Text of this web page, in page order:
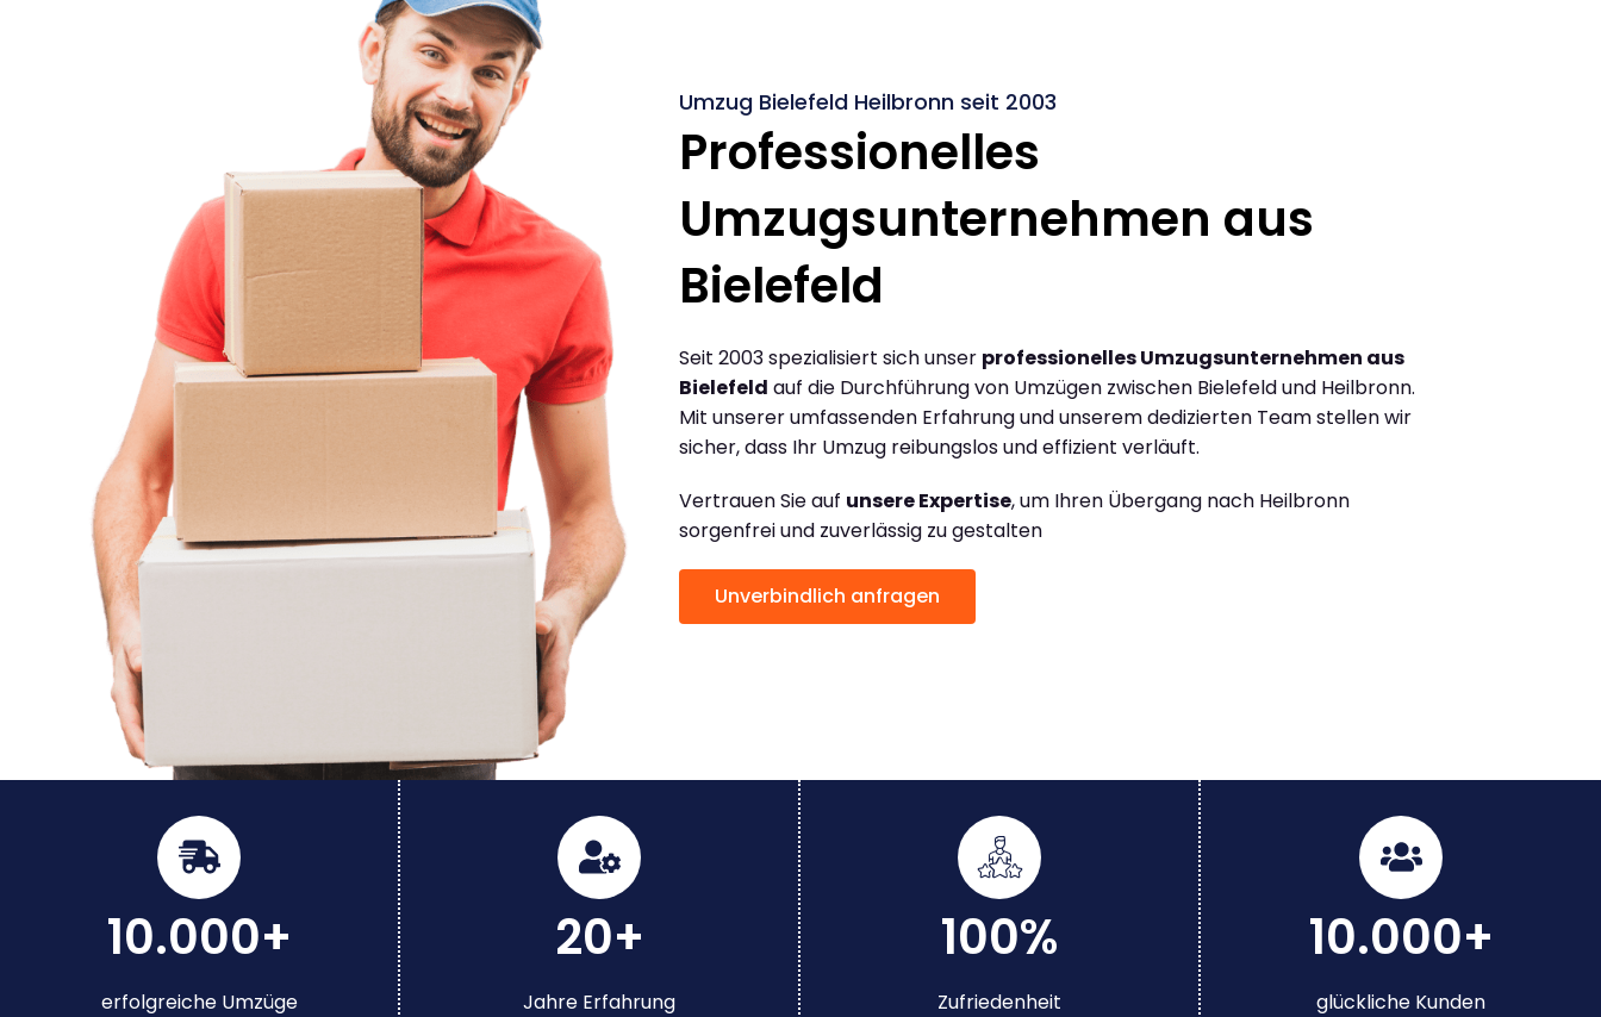
Umzug Bielefeld Heilbronn seit 2003
Professionelles
Umzugsunternehmen aus
Bielefeld
Seit 2003 spezialisiert sich unser professionelles Umzugsunternehmen aus
Bielefeld auf die Durchführung von Umzügen zwischen Bielefeld und Heilbronn.
Mit unserer umfassenden Erfahrung und unserem dedizierten Team stellen wir
sicher, dass Ihr Umzug reibungslos und effizient verläuft.
Vertrauen Sie auf unsere Expertise, um Ihren Übergang nach Heilbronn
sorgenfrei und zuverlässig zu gestalten
Unverbindlich anfragen
10.000+
erfolgreiche Umzüge
20+
Jahre Erfahrung
100%
Zufriedenheit
10.000+
glückliche Kunden